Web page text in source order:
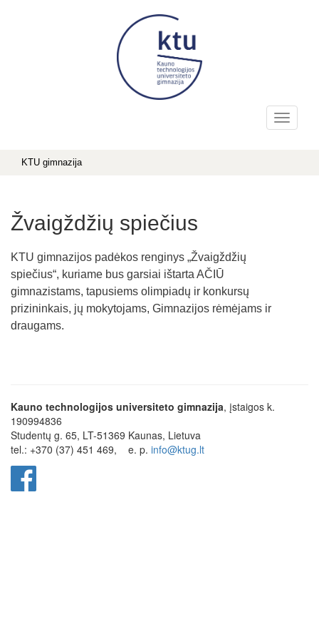
KTU gimnazija
Žvaigždžių spiečius
KTU gimnazijos padėkos renginys „Žvaigždžių
spiečius“, kuriame bus garsiai ištarta AČIŪ
gimnazistams, tapusiems olimpiadų ir konkursų
prizininkais, jų mokytojams, Gimnazijos rėmėjams ir
draugams.
Kauno technologijos universiteto gimnazija, įstaigos k.
190994836
Studentų g. 65, LT-51369 Kaunas, Lietuva
tel.: +370 (37) 451 469, e. p. info@ktug.lt